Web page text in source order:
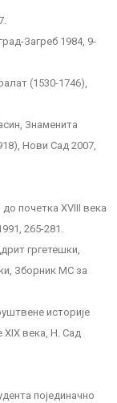
Загреб 1984, 9-
(1530-1746),
Знаменита
Нови Сад 2007,
почетка XVIII века
265-281.
гргетешки,
Зборник МС за
историје
XIX века, Н. Сад
појединачно